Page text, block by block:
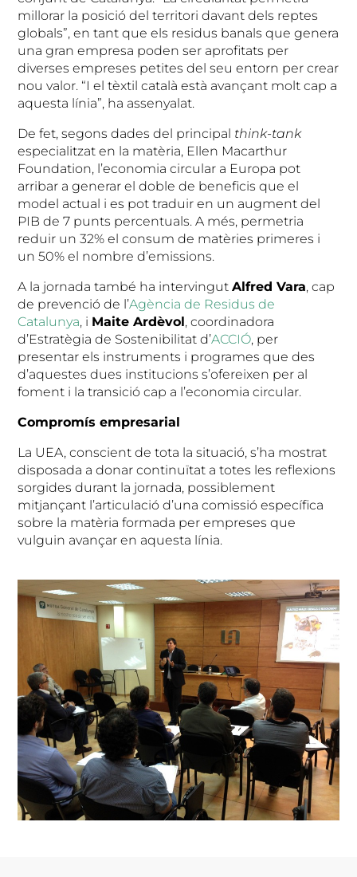
millorar la posició del territori davant dels reptes
globals”, en tant que els residus banals que genera
una gran empresa poden ser aprofitats per
diverses empreses petites del seu entorn per crear
nou valor. “I el tèxtil català està avançant molt cap a
aquesta línia”, ha assenyalat.
De fet, segons dades del principal think-tank
especialitzat en la matèria, Ellen Macarthur
Foundation, l’economia circular a Europa pot
arribar a generar el doble de beneficis que el
model actual i es pot traduir en un augment del
PIB de 7 punts percentuals. A més, permetria
reduir un 32% el consum de matèries primeres i
un 50% el nombre d’emissions.
A la jornada també ha intervingutAlfred Vara, cap
de prevenció de l’Agència de Residus de
Catalunya, i Maite Ardèvol, coordinadora
d’Estratègia de Sostenibilitat d’ACCIÓ, per
presentar els instruments i programes que des
d’aquestes dues institucions s’ofereixen per al
foment i la transició cap a l’economia circular.
Compromís empresarial
La UEA, conscient de tota la situació, s’ha mostrat
disposada a donar continuïtat a totes les reflexions
sorgides durant la jornada, possiblement
mitjançant l’articulació d’una comissió específica
sobre la matèria formada per empreses que
vulguin avançar en aquesta línia.